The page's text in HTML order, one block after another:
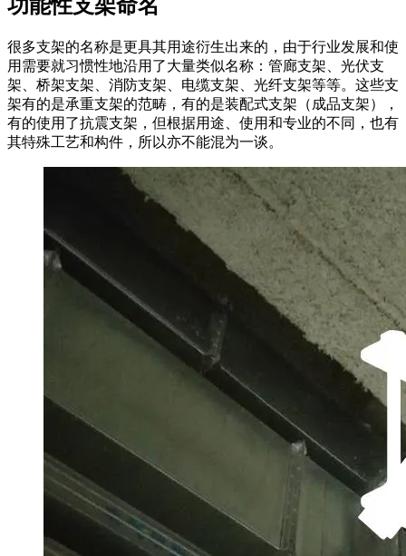
功能性支架命名
很多支架的名称是更具其用途衍生出来的，由于行业发展和使
用需要就习惯性地沿用了大量类似名称：管廊支架、光伏支
架、桥架支架、消防支架、电缆支架、光纤支架等等。这些支
架有的是承重支架的范畴，有的是装配式支架（成品支架），
有的使用了抗震支架，但根据用途、使用和专业的不同，也有
其特殊工艺和构件，所以亦不能混为一谈。